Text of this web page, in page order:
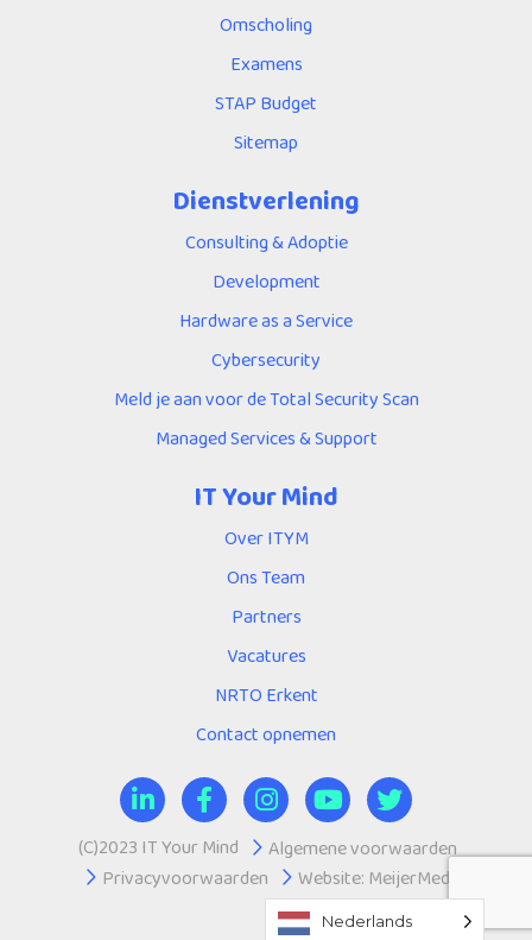
Omscholing
Examens
STAP Budget
Sitemap
Dienstverlening
Consulting & Adoptie
Development
Hardware as a Service
Cybersecurity
Meld je aan voor de Total Security Scan
Managed Services & Support
IT Your Mind
Over ITYM
Ons Team
Partners
Vacatures
NRTO Erkent
Contact opnemen
(C)2023 IT Your Mind
Algemene voorwaarden
Privacyvoorwaarden
Website: MeijerMedia
Nederlands